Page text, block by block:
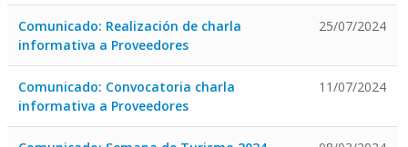
Comunicado: Realización de charla
informativa a Proveedores
25/07/2024
Comunicado: Convocatoria charla
informativa a Proveedores
11/07/2024